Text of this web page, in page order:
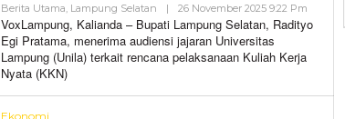
Berita Utama Lampung Selatan | 26 November 2025 9:22 Pm
VoxLampung, Kalianda – Bupati Lampung Selatan, Radityo
Egi Pratama, menerima audiensi jajaran Universitas
Lampung (Unila) terkait rencana pelaksanaan Kuliah Kerja
Nyata (KKN)
Ekonomi